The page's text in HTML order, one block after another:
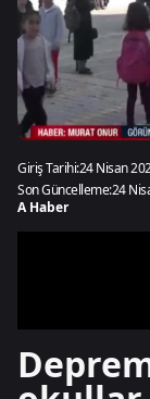
Giriş Tarihi:24 Nisan
Son Güncelleme:24
A Haber